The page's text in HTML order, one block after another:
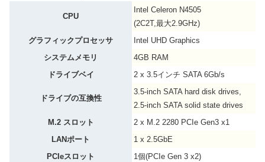
CPU
Intel Celeron N4505
(2C2T,最大2.9GHz)
グラフィックプロセッサ
Intel UHD Graphics
システムメモリ
4GB RAM
ドライブベイ
2 x 3.5インチ SATA 6Gb/s
ドライブの互換性
3.5-inch SATA hard disk drives,
2.5-inch SATA solid state drives
M.2 スロット
2 x M.2 2280 PCIe Gen3 x1
LANポート
1 x 2.5GbE
PCIeスロット
1個(PCIe Gen 3 x2)